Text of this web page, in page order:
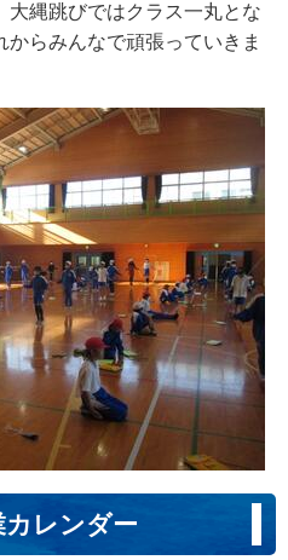
大縄跳びではクラス一丸とな
らみんなで頑張っていきま
レンダー